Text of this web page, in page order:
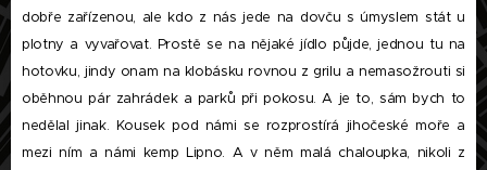
dobře zařízenou, ale kdo z nás jede na dovču s úmyslem stát u
plotny a vyvařovat. Prostě se na nějaké jídlo půjde, jednou tu na
hotovku, jindy onam na klobásku rovnou z grilu a nemasožrouti si
oběhnou pár zahrádek a parků při pokosu. A je to, sám bych to
nedělal jinak. Kousek pod námi se rozprostírá jihočeské moře a
mezi ním a námi kemp Lipno. A v něm malá chaloupka, nikoli z